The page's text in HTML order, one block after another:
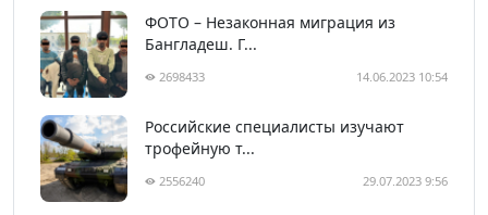
ФОТО – Незаконная миграция из
Бангладеш. Г...
2698433 14.06.2023 10:54
Российские специалисты изучают
трофейную т...
2556240 29.07.2023 9:56